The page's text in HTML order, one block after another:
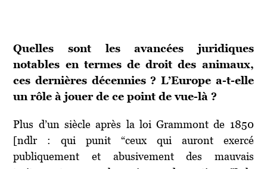
Quelles sont les avancées juridiques
notables en termes de droit des animaux,
ces dernières décennies ? L’Europe a-t-elle
un rôle à jouer de ce point de vue-là ?
Plus d’un siècle après la loi Grammont de 1850
[ndlr : qui punit “ceux qui auront exercé
publiquement et abusivement des mauvais